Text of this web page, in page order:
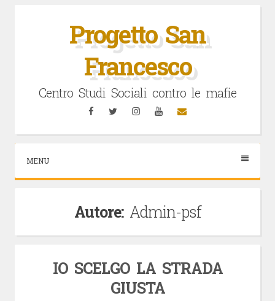
Progetto San
Francesco
Centro Studi Sociali contro le mafie
FacebookTwitterInstagramYouTubeEmail
MENU
Autore: Admin-psf
IO SCELGO LA STRADA
GIUSTA